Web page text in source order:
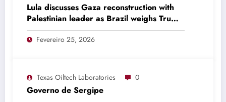
Lula discusses Gaza reconstruction with
Palestinian leader as Brazil weighs Trump
invitation
Fevereiro 25, 2026
Texas Oiltech Laboratories 0
Governo de Sergipe